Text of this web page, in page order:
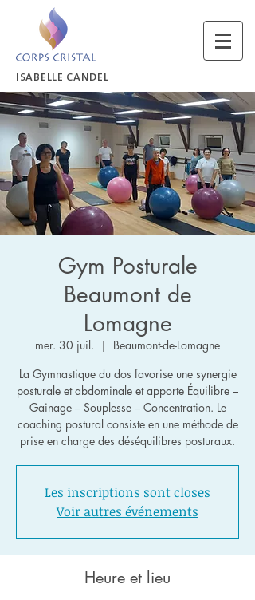
ISABELLE CANDEL
Gym Posturale
Beaumont de
Lomagne
mer. 30 juil.
  |
Beaumont-de-Lomagne
La Gymnastique du dos favorise une synergie
posturale et abdominale et apporte Équilibre –
Gainage – Souplesse – Concentration. Le
coaching postural consiste en une méthode de
Les inscriptions sont closes
Voir autres événements
Heure et lieu